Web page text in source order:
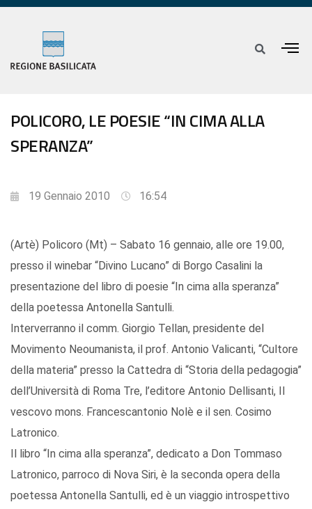
POLICORO, LE POESIE “IN CIMA ALLA
SPERANZA”
19 Gennaio 2010 16:54
(Artè) Policoro (Mt) – Sabato 16 gennaio, alle ore 19.00,
presso il winebar “Divino Lucano” di Borgo Casalini la
presentazione del libro di poesie “In cima alla speranza”
della poetessa Antonella Santulli.
Interverranno il comm. Giorgio Tellan, presidente del
Movimento Neoumanista, il prof. Antonio Valicanti, “Cultore
della materia” presso la Cattedra di “Storia della pedagogia”
dell’Università di Roma Tre, l’editore Antonio Dellisanti, Il
vescovo mons. Francescantonio Nolè e il sen. Cosimo
Latronico.
Il libro “In cima alla speranza”, dedicato a Don Tommaso
Latronico, parroco di Nova Siri, è la seconda opera della
poetessa Antonella Santulli, ed è un viaggio introspettivo